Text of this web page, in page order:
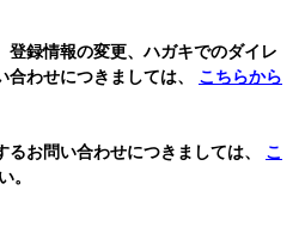
録情報の変更、ハガキでのダイレ
合わせにつきましては、 こちらから
お問い合わせにつきましては、 こ
。